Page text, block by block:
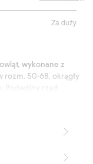
Za duży
wykonane z
rozm. 50-68, okrągły
wraz z ubraniem, a